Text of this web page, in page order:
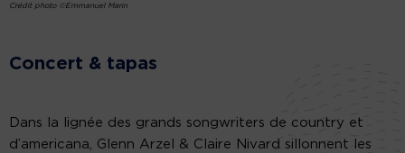
Crédit photo ©Emmanuel Marin
Concert & tapas
Dans la lignée des grands songwriters de country et
d’americana, Glenn Arzel & Claire Nivard sillonnent les